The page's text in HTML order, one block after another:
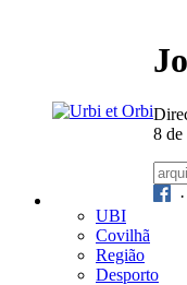
8 de
·
UBI
Covilhã
Região
Desporto